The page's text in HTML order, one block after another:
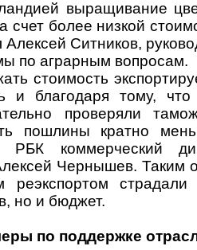
выращивание
счет более низкой
Ситников,
по аграрным вопросам.
стоимость
и благодаря тому,
проверяли
пошлины кратно
РБК коммерческий
Чернышев. Таким
реэкспортом
но и бюджет.
по поддержке